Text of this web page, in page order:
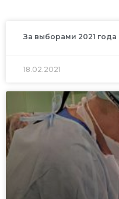
За выборами 2021
18.02.2021